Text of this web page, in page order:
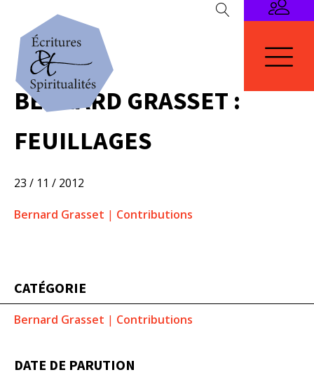
BERNARD GRASSET :
FEUILLAGES
23 / 11 / 2012
Bernard Grasset | Contributions
CATÉGORIE
Bernard Grasset | Contributions
DATE DE PARUTION